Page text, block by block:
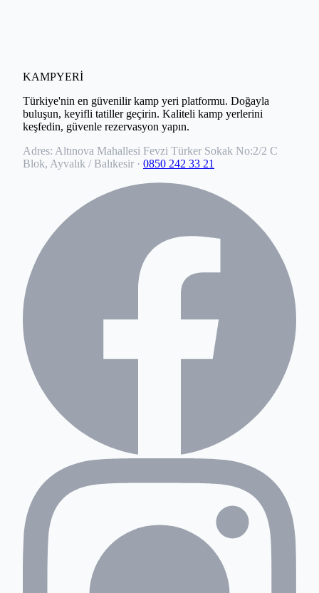
KAMPYERİ
Türkiye'nin en güvenilir kamp yeri platformu. Doğayla
buluşun, keyifli tatiller geçirin. Kaliteli kamp yerlerini
keşfedin, güvenle rezervasyon yapın.
Adres: Altınova Mahallesi Fevzi Türker Sokak No:2/2 C
Blok, Ayvalık / Balıkesir · 0850 242 33 21